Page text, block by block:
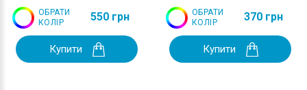
ОБРАТИ
КОЛІР
550 грн
Купити
ОБРАТИ
КОЛІР
370 грн
Купити